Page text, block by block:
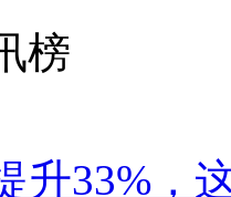
榜
升33%，